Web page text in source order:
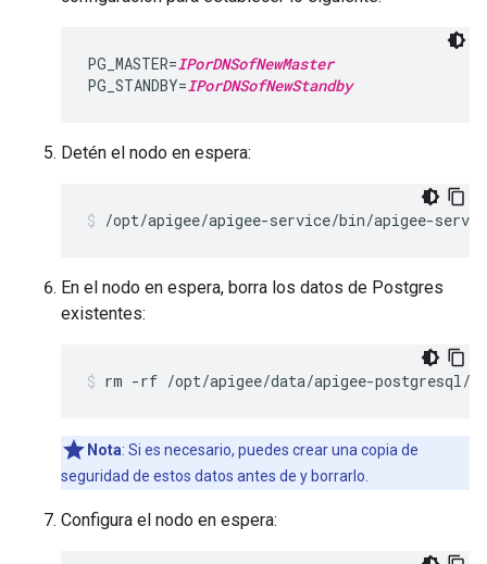
PG_MASTER=IPorDNSofNewMaster
PG_STANDBY=IPorDNSofNewStandby
Detén el nodo en espera:
/opt/apigee/apigee-service/bin/apigee-
En el nodo en espera, borra los datos de Postgres
existentes:
rm -rf /opt/apigee/data/apigee-postgresql/
Nota: Si es necesario, puedes crear una copia de
seguridad de estos datos antes de y borrarlo.
Configura el nodo en espera: